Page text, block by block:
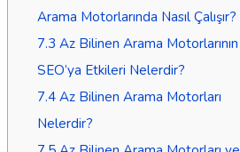
Arama Motorlarında Nasıl Çalışır?
7.3 Az Bilinen Arama Motorlarının
SEO’ya Etkileri Nelerdir?
7.4Az Bilinen Arama Motorları
Nelerdir?